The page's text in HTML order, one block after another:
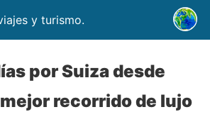
y turismo.
por Suiza desde
recorrido de lujo